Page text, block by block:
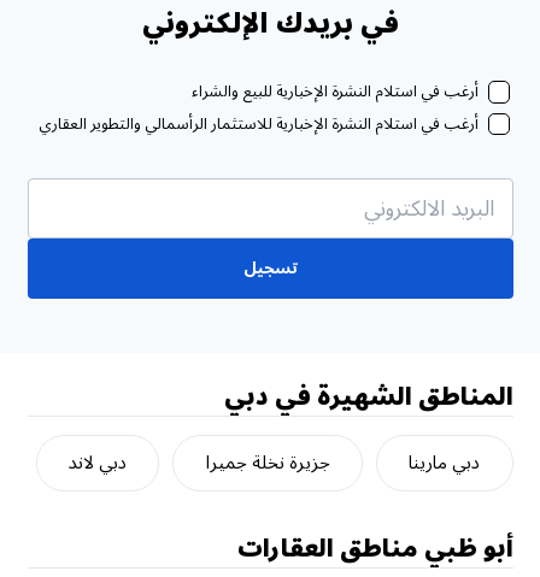
في بريدك الإلكتروني
أرغب في استلام النشرة الإخبارية للبيع والشراء
أرغب في استلام النشرة الإخبارية للاستثمار الرأسمالي والتطوير العقاري
تسجيل
المناطق الشهيرة في دبي
دبي مارينا جزيرة نخلة جميرا دبي لاند
أبو ظبيمناطق العقارات